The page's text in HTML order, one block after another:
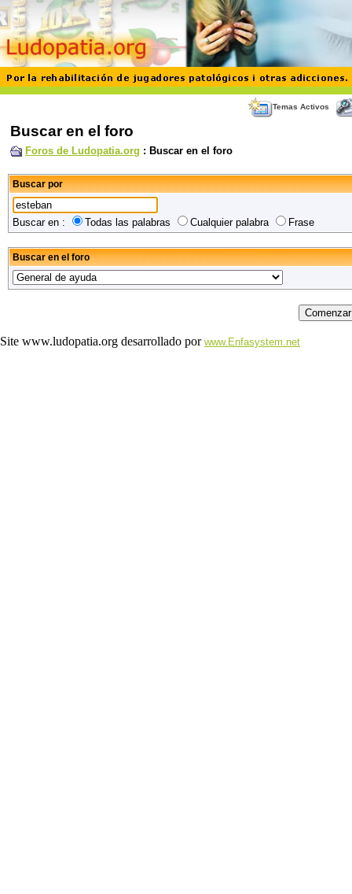
Temas Activos
Buscar en el foro
Foros de Ludopatia.org : Buscar en el foro
Buscar por
Buscar en : Todas las palabras Cualquier palabra Frase
Buscar en el foro
Site www.ludopatia.org desarrollado por www.Enfasystem.net